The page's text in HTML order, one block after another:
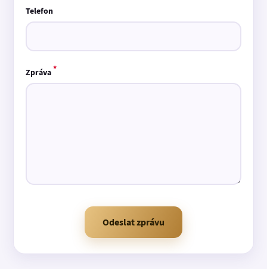
Telefon
Zpráva*
Odeslat zprávu